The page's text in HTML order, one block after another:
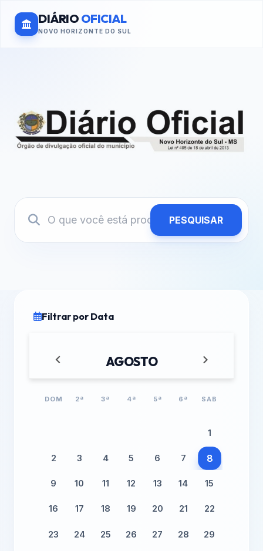
DIÁRIO OFICIAL
NOVO HORIZONTE DO SUL
PESQUISAR
Filtrar por Data
AGOSTO
2026
DOM 2ª 3ª 4ª 5ª 6ª SAB
1
2 3 4 5 6 7 8
9 10 11 12 13 14 15
16 17 18 19 20 21 22
23 24 25 26 27 28 29